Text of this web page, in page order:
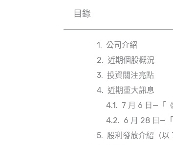
目錄
公司介紹
近期個股概況
投資關注亮點
近期重大訊息
7 月 6 日—「
6 月 28 日—
股利發放介紹（以